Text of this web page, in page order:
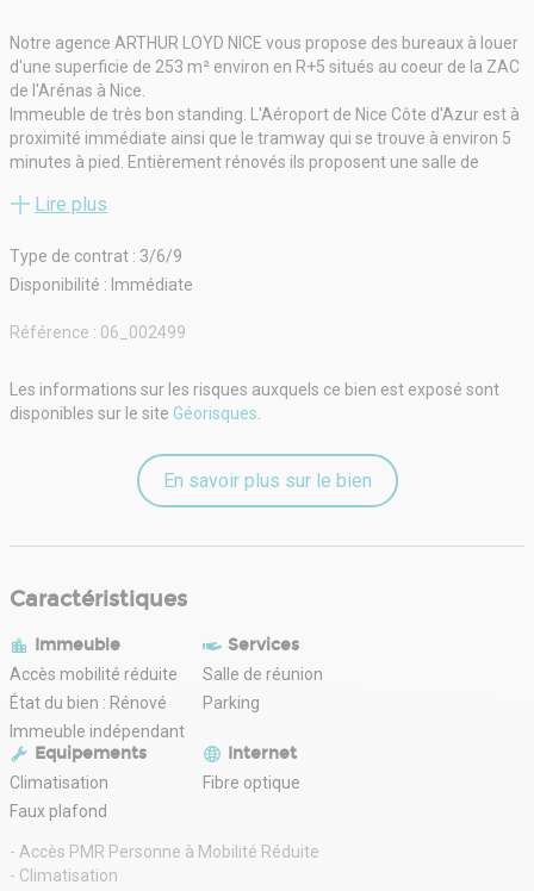
Notre agence ARTHUR LOYD NICE vous propose des bureaux à louer
d'une superficie de 253 m² environ en R+5 situés au coeur de la ZAC
de l'Arénas à Nice.
Immeuble de très bon standing. L'Aéroport de Nice Côte d'Azur est à
proximité immédiate ainsi que le tramway qui se trouve à environ 5
minutes à pied. Entièrement rénovés ils proposent une salle de
travail. Ils sont climatisés, moquette au sol, faux plafond, plancher
Immeuble code du travail accessible PMR .
- Type de bail : Commercial
- Fiscalité : TVA
- Dépôt de garantie : 3 mois HT/HC
- Loyers et charges : Trimestriels et d'avance
Lire plus
Type de contrat : 3/6/9
Disponibilité : Immédiate
Référence : 06_002499
Les informations sur les risques auxquels ce bien est exposé sont
disponibles sur le site Géorisques
En savoir plus sur le bien
Caractéristiques
Immeuble
Accès mobilité réduite
État du bien : Rénové
Immeuble indépendant
Services
Salle de réunion
Parking
Equipements
Climatisation
Faux plafond
Internet
Fibre optique
- Accès PMR Personne à Mobilité Réduite
- Climatisation